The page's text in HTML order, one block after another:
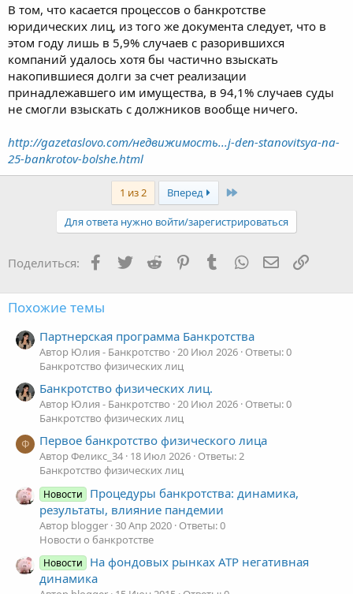
В том, что касается процессов о банкротстве
юридических лиц, из того же документа следует, что в
этом году лишь в 5,9% случаев с разорившихся
компаний удалось хотя бы частично взыскать
накопившиеся долги за счет реализации
принадлежавшего им имущества, в 94,1% случаев суды
не смогли взыскать с должников вообще ничего.
http://gazetaslovo.com/недвижимость...j-den-stanovitsya-na-
25-bankrotov-bolshe.html
1 из 2 Вперед Последняя
Для ответа нужно войти/зарегистрироваться
Поделиться: Facebook
TwitterReddit PinterestTumblr WhatsApp Ссылка
Похожие темы
Партнерская программа Банкротства
Автор Юлия - Банкротство 20 Июл 2026 Ответы: 0
Банкротство физических лиц
Банкротство физических лиц.
Автор Юлия - Банкротство 20 Июл 2026 Ответы: 0
Банкротство физических лиц
Ф Первое банкротство физического лица
Автор Феликс_34 18 Июл 2026 Ответы: 2
Банкротство физических лиц
Новости
Процедуры банкротства: динамика,
результаты, влияние пандемии
Автор blogger 30 Апр 2020 Ответы: 0
Новости о банкротстве
Новости
На фондовых рынках АТР негативная
динамика